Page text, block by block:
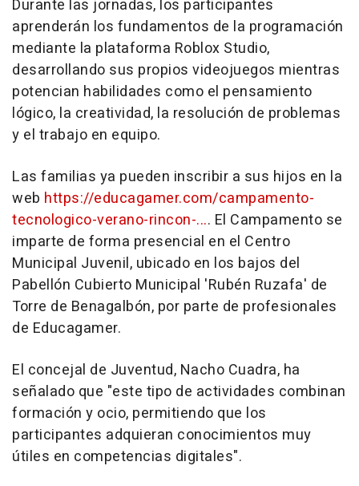
Durante las jornadas, los participantes
aprenderán los fundamentos de la programación
mediante la plataforma Roblox Studio,
desarrollando sus propios videojuegos mientras
potencian habilidades como el pensamiento
lógico, la creatividad, la resolución de problemas
y el trabajo en equipo.
Las familias ya pueden inscribir a sus hijos en la
web https://educagamer.com/campamento-
tecnologico-verano-rincon-.... El Campamento se
imparte de forma presencial en el Centro
Municipal Juvenil, ubicado en los bajos del
Pabellón Cubierto Municipal 'Rubén Ruzafa' de
Torre de Benagalbón, por parte de profesionales
de Educagamer.
El concejal de Juventud, Nacho Cuadra, ha
señalado que "este tipo de actividades combinan
formación y ocio, permitiendo que los
participantes adquieran conocimientos muy
útiles en competencias digitales".